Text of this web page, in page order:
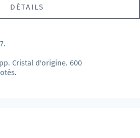
DÉTAILS
Cristal d'origine. 600